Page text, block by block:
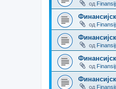
од
од
од
од
од